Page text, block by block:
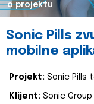
o projektu
Sonic Pills
mobilne
Projekt: Sonic Pills
Klijent: Sonic Group